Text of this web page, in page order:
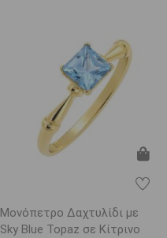
Μονόπετρο Δαχτυλίδι με
Sky Blue Topaz σε Κίτρινο